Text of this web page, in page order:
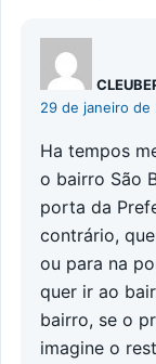
29 de janeiro de
Ha tempos
o bairro São
porta da
contrário,
ou para na
quer ir ao
bairro, se o
imagine o